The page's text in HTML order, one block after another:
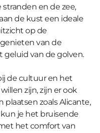
stranden en de zee,
de kust een ideale
op de
van de
geluid van de golven.
de cultuur en het
zijn, zijn er ook
zoals Alicante,
je het bruisende
het comfort van